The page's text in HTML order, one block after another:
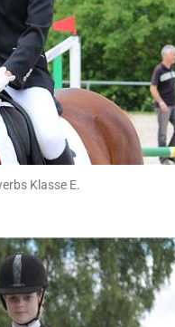
Klasse E.